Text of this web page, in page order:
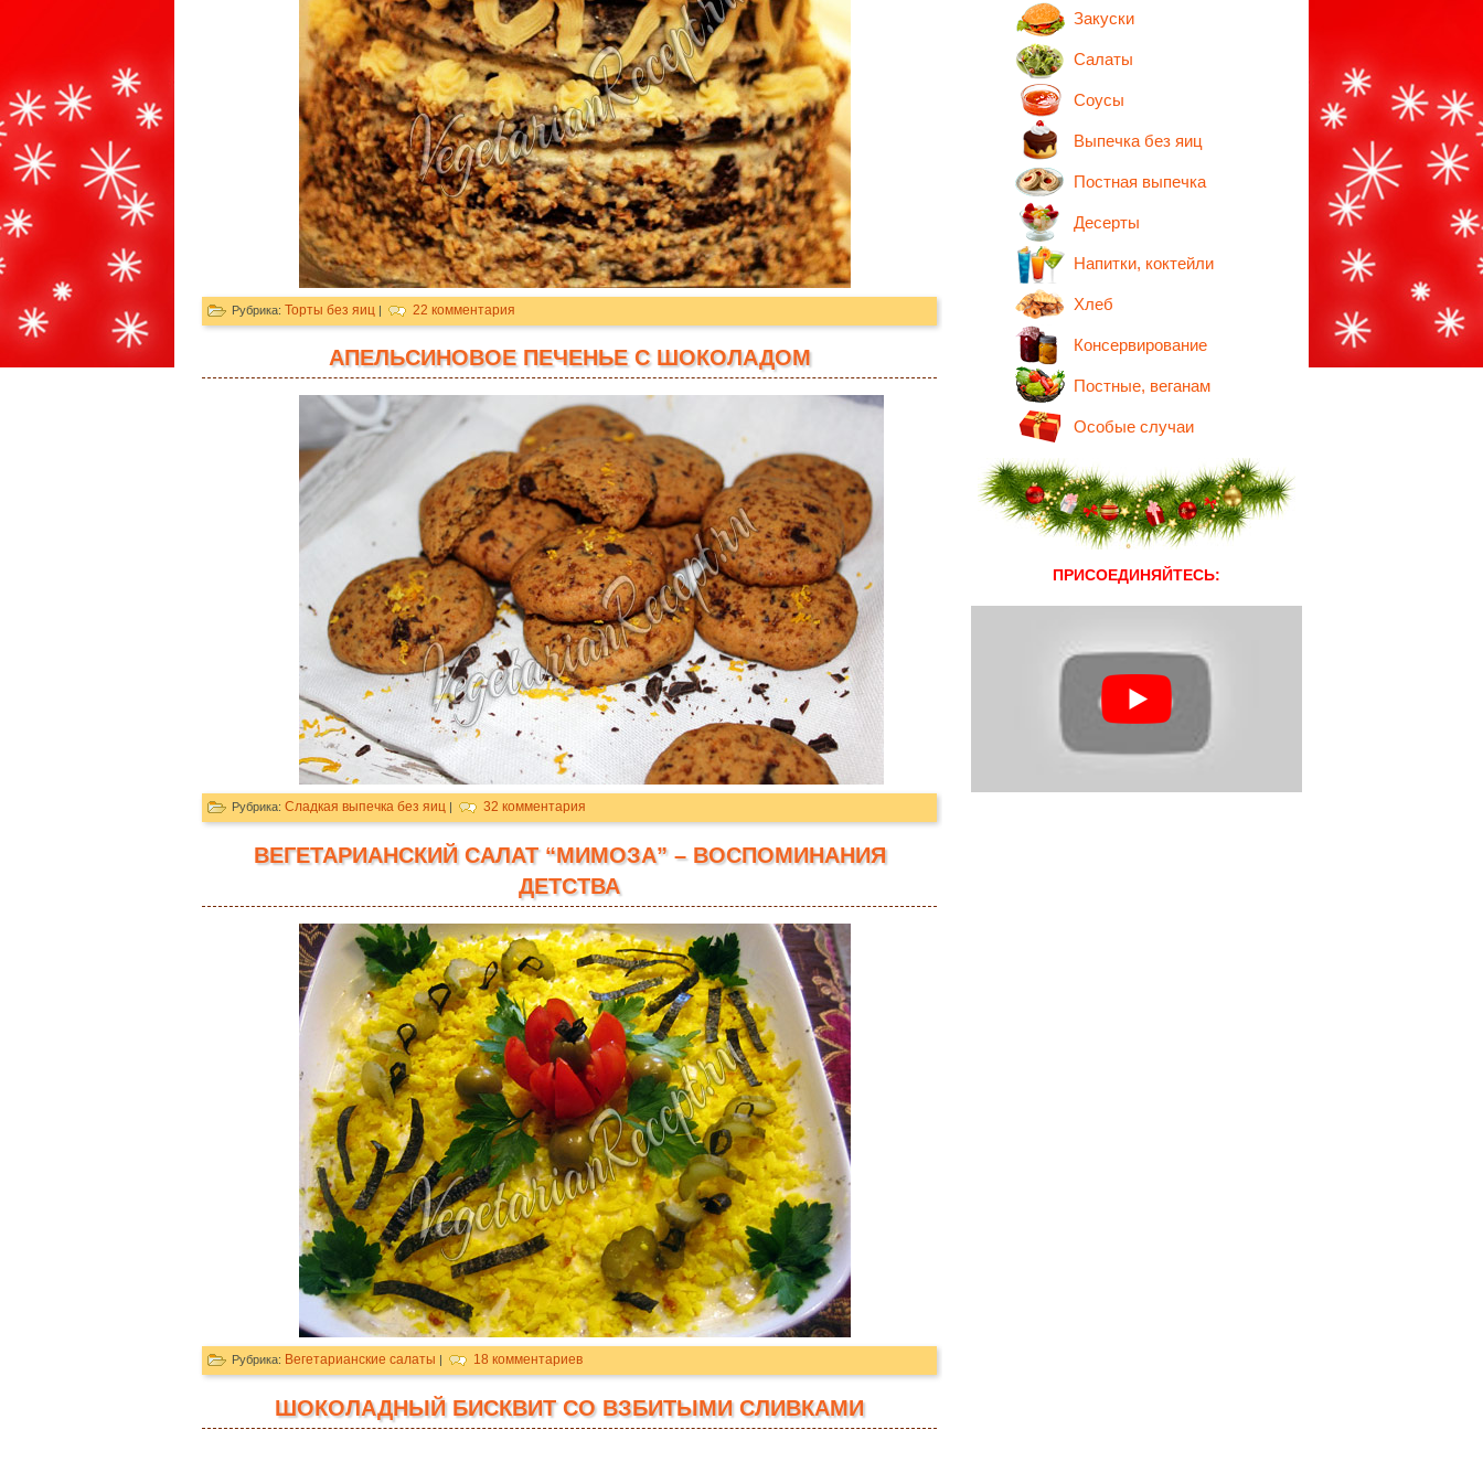
Рубрика: Торты без яиц | 22 комментария
АПЕЛЬСИНОВОЕ ПЕЧЕНЬЕ С ШОКОЛАДОМ
Рубрика: Сладкая выпечка без яиц | 32 комментария
ВЕГЕТАРИАНСКИЙ САЛАТ “МИМОЗА” – ВОСПОМИНАНИЯ
ДЕТСТВА
Рубрика: Вегетарианские салаты | 18 комментариев
ШОКОЛАДНЫЙ БИСКВИТ СО ВЗБИТЫМИ СЛИВКАМИ
Закуски
Салаты
Соусы
Выпечка без яиц
Постная выпечка
Десерты
Напитки, коктейли
Хлеб
Консервирование
Постные, веганам
Особые случаи
ПРИСОЕДИНЯЙТЕСЬ: